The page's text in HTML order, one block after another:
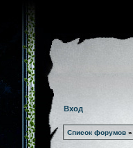
Вход
Список форумов »